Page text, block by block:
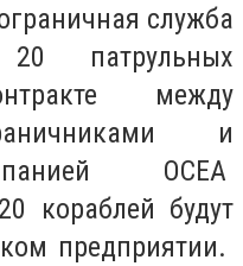
служба
патрульных
между
и
ОCEA
кораблей будут
предприятии.